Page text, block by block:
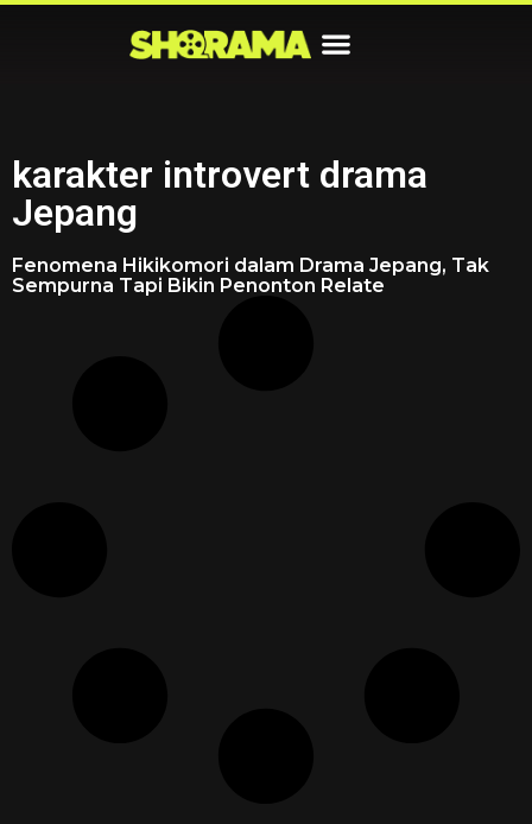
karakter introvert drama
Jepang
Fenomena Hikikomori dalam Drama Jepang, Tak
Sempurna Tapi Bikin Penonton Relate